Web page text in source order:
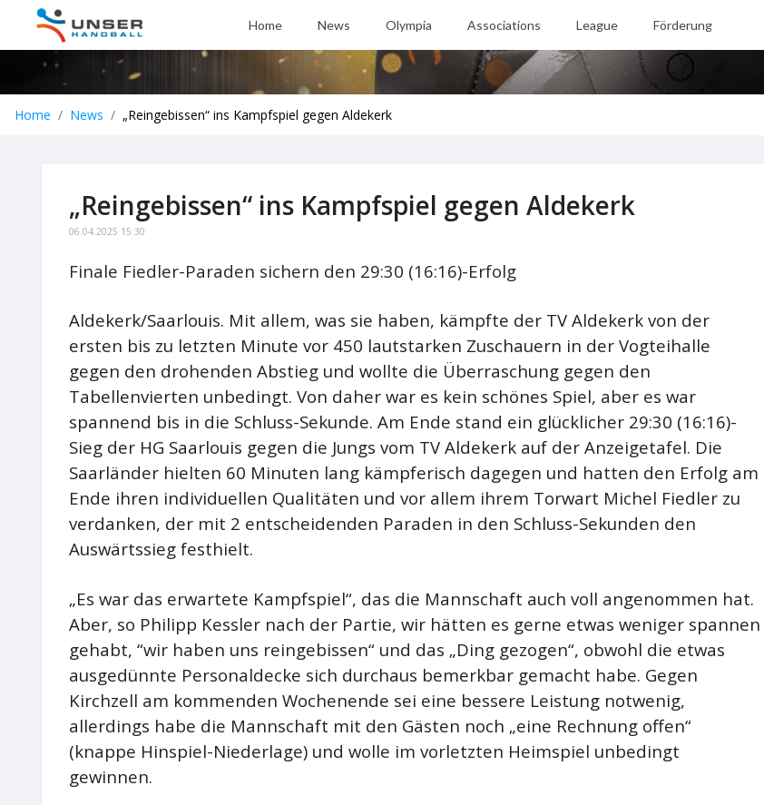
Home News Olympia Associations League Förderung
Home News „Reingebissen“ ins Kampfspiel gegen Aldekerk
„Reingebissen“ ins Kampfspiel gegen Aldekerk
06.04.2025 15:30
Finale Fiedler-Paraden sichern den 29:30 (16:16)-Erfolg
Aldekerk/Saarlouis. Mit allem, was sie haben, kämpfte der TV Aldekerk von der
ersten bis zu letzten Minute vor 450 lautstarken Zuschauern in der Vogteihalle
gegen den drohenden Abstieg und wollte die Überraschung gegen den
Tabellenvierten unbedingt. Von daher war es kein schönes Spiel, aber es war
spannend bis in die Schluss-Sekunde. Am Ende stand ein glücklicher 29:30 (16:16)-
Sieg der HG Saarlouis gegen die Jungs vom TV Aldekerk auf der Anzeigetafel. Die
Saarländer hielten 60 Minuten lang kämpferisch dagegen und hatten den Erfolg am
Ende ihren individuellen Qualitäten und vor allem ihrem Torwart Michel Fiedler zu
verdanken, der mit 2 entscheidenden Paraden in den Schluss-Sekunden den
Auswärtssieg festhielt.
„Es war das erwartete Kampfspiel“, das die Mannschaft auch voll angenommen hat.
Aber, so Philipp Kessler nach der Partie, wir hätten es gerne etwas weniger spannen
gehabt, “wir haben uns reingebissen“ und das „Ding gezogen“, obwohl die etwas
ausgedünnte Personaldecke sich durchaus bemerkbar gemacht habe. Gegen
Kirchzell am kommenden Wochenende sei eine bessere Leistung notwenig,
allerdings habe die Mannschaft mit den Gästen noch „eine Rechnung offen“
(knappe Hinspiel-Niederlage) und wolle im vorletzten Heimspiel unbedingt
gewinnen.